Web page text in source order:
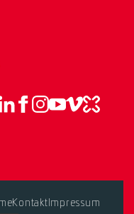
Kontakt Impressum